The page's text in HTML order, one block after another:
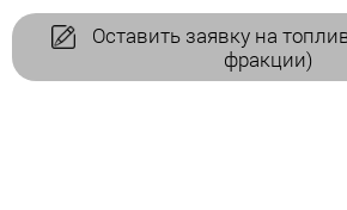
Оставить заявку на
фракции)